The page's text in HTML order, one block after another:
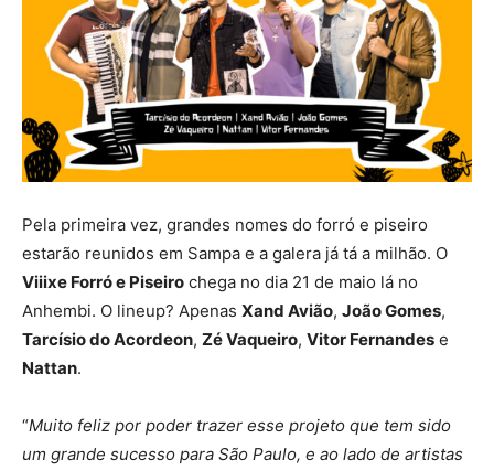
Pela primeira vez, grandes nomes do forró e piseiro
estarão reunidos em Sampa e a galera já tá a milhão. O
Viiixe Forró e Piseiro chega no dia 21 de maio lá no
Anhembi. O lineup? Apenas Xand Avião, João Gomes,
Tarcísio do Acordeon, Zé Vaqueiro, Vitor Fernandes e
Nattan.
“Muito feliz por poder trazer esse projeto que tem sido
um grande sucesso para São Paulo, e ao lado de artistas